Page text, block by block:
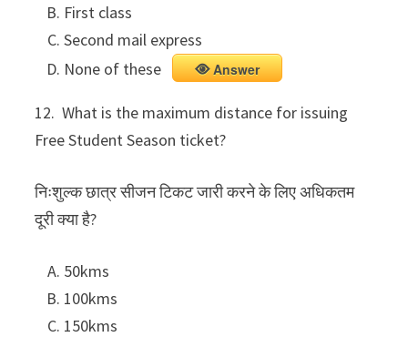
First class
Second mail express
None of these
Answer
12. What is the maximum distance for issuing
Free Student Season ticket?
निःशुल्क छात्र सीजन टिकट जारी करने के लिए अधिकतम
दूरी क्या है?
50kms
100kms
150kms